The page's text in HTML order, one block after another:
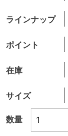
数量
ラインナップ
ポイント
在庫
サイズ